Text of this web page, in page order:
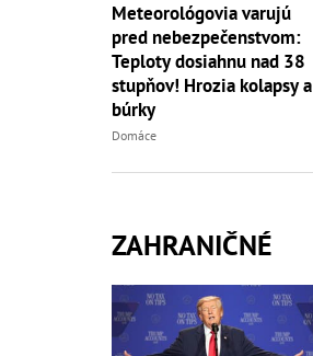
Meteorológovia varujú
pred nebezpečenstvom:
Teploty dosiahnu nad 38
stupňov! Hrozia kolapsy a
búrky
Domáce
ZAHRANIČNÉ